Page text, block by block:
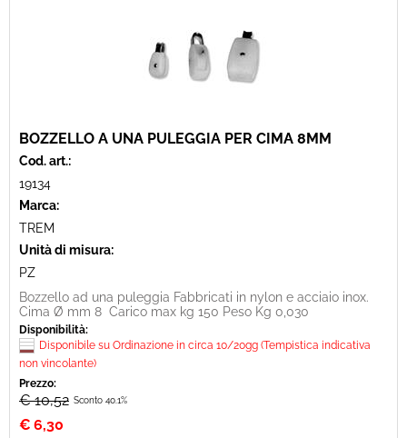
BOZZELLO A UNA PULEGGIA PER CIMA 8MM
Cod. art.:
19134
Marca:
TREM
Unità di misura:
PZ
Bozzello ad una puleggia Fabbricati in nylon e acciaio inox.
Cima Ø mm 8 Carico max kg 150 Peso Kg 0,030
Disponibilità:
Disponibile su Ordinazione in circa 10/20gg (Tempistica indicativa
non vincolante)
Prezzo:
€ 10,52 Sconto 40.1%
€ 6,30